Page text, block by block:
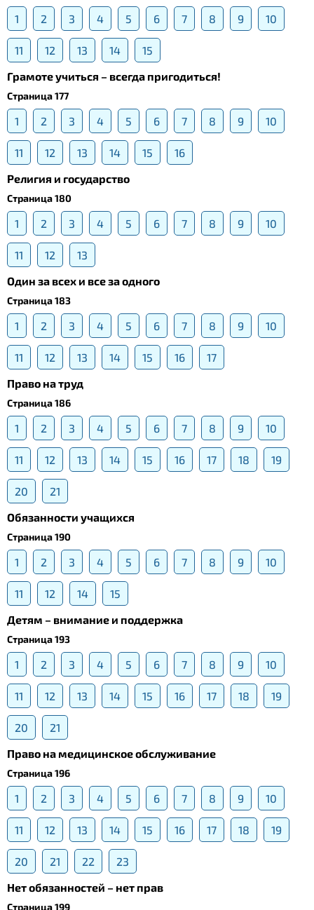
1 2 3 4 5 6 7 8 9 10
11 12 13 14
15
Грамоте учиться – всегда пригодиться!
Страница 177
1 2 3 4 5 6 7 8 9 10
11 12 13 14 15
16
Религия и государство
Страница 180
1 2 3 4 5 6 7 8 9 10
11 12
13
Один за всех и все за одного
Страница 183
1 2 3 4 5 6 7 8 9 10
11 12 13 14 15 16
17
Право на труд
Страница 186
1 2 3 4 5 6 7 8 9 10
11 12 13 14 15 16 17 18 19
20
21
Обязанности учащихся
Страница 190
1 2 3 4 5 6 7 8 9 10
11 12 14
15
Детям – внимание и поддержка
Страница 193
1 2 3 4 5 6 7 8 9 10
11 12 13 14 15 16 17 18 19
20
21
Право на медицинское обслуживание
Страница 196
1 2 3 4 5 6 7 8 9 10
11 12 13 14 15 16 17 18 19
20 21 22
23
Нет обязанностей – нет прав
Страница 199